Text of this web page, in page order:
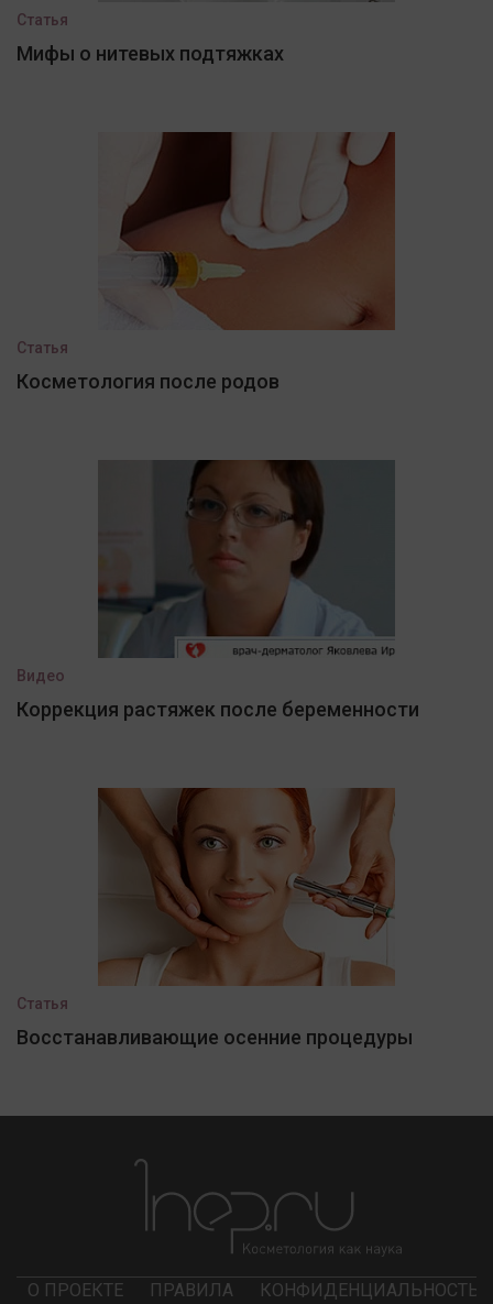
Статья
Мифы о нитевых подтяжках
Статья
Косметология после родов
Видео
Коррекция растяжек после беременности
Статья
Восстанавливающие осенние процедуры
О ПРОЕКТЕ ПРАВИЛА КОНФИДЕНЦИАЛЬНОСТЬ